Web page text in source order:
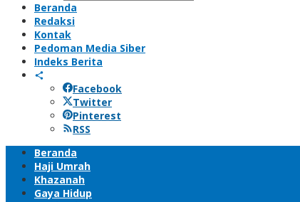
Beranda
Redaksi
Kontak
Pedoman Media Siber
Indeks Berita
Facebook
Twitter
Pinterest
RSS
Beranda
Haji Umrah
Khazanah
Gaya Hidup